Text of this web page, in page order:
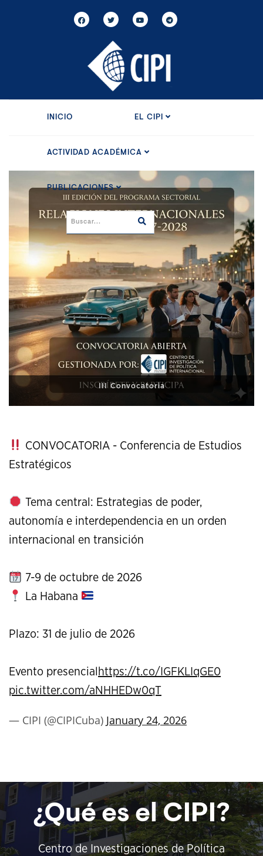
INICIO EL CIPI
ACTIVIDAD ACADÉMICA
PUBLICACIONES
XI Conference on Strategic Studies
CONVOCATORIA - Conferencia de Estudios
Estratégicos
Tema central: Estrategias de poder,
autonomía e interdependencia en un orden
internacional en transición
7-9 de octubre de 2026
La Habana
Plazo: 31 de julio de 2026
Evento presencial https://t.co/IGFKLIqGE0
pic.twitter.com/aNHHEDw0qT
— CIPI (@CIPICuba) January 24, 2026
¿Qué es el CIPI?
Centro de Investigaciones de Política